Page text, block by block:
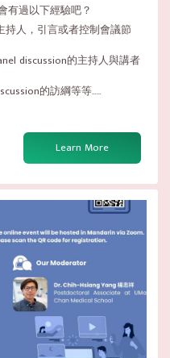
有過以下經驗吧？
人，引言或者控制會議節
discussion的主持人與講者
的訪綱等等……
Learn More